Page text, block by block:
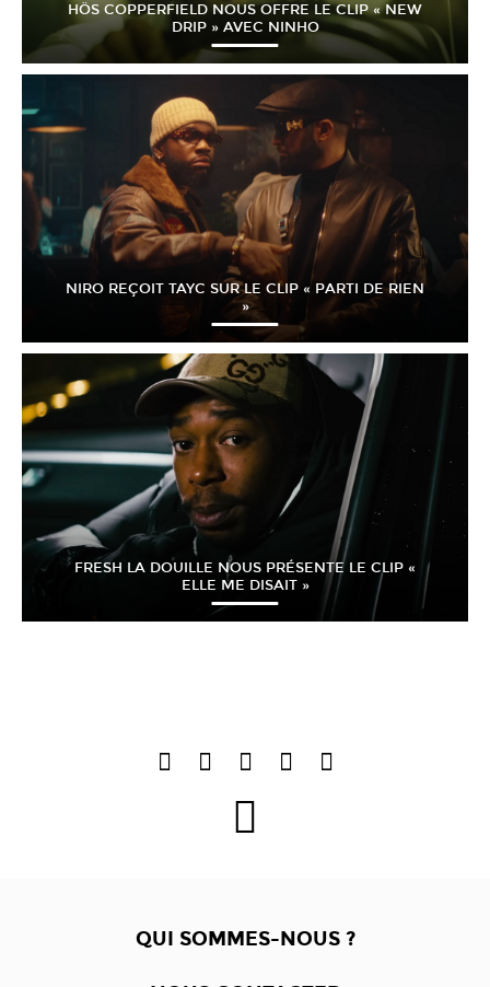
HÖS COPPERFIELD NOUS OFFRE LE CLIP « NEW
DRIP » AVEC NINHO
NIRO REÇOIT TAYC SUR LE CLIP « PARTI DE RIEN
»
FRESH LA DOUILLE NOUS PRÉSENTE LE CLIP «
ELLE ME DISAIT »
QUI SOMMES-NOUS ?